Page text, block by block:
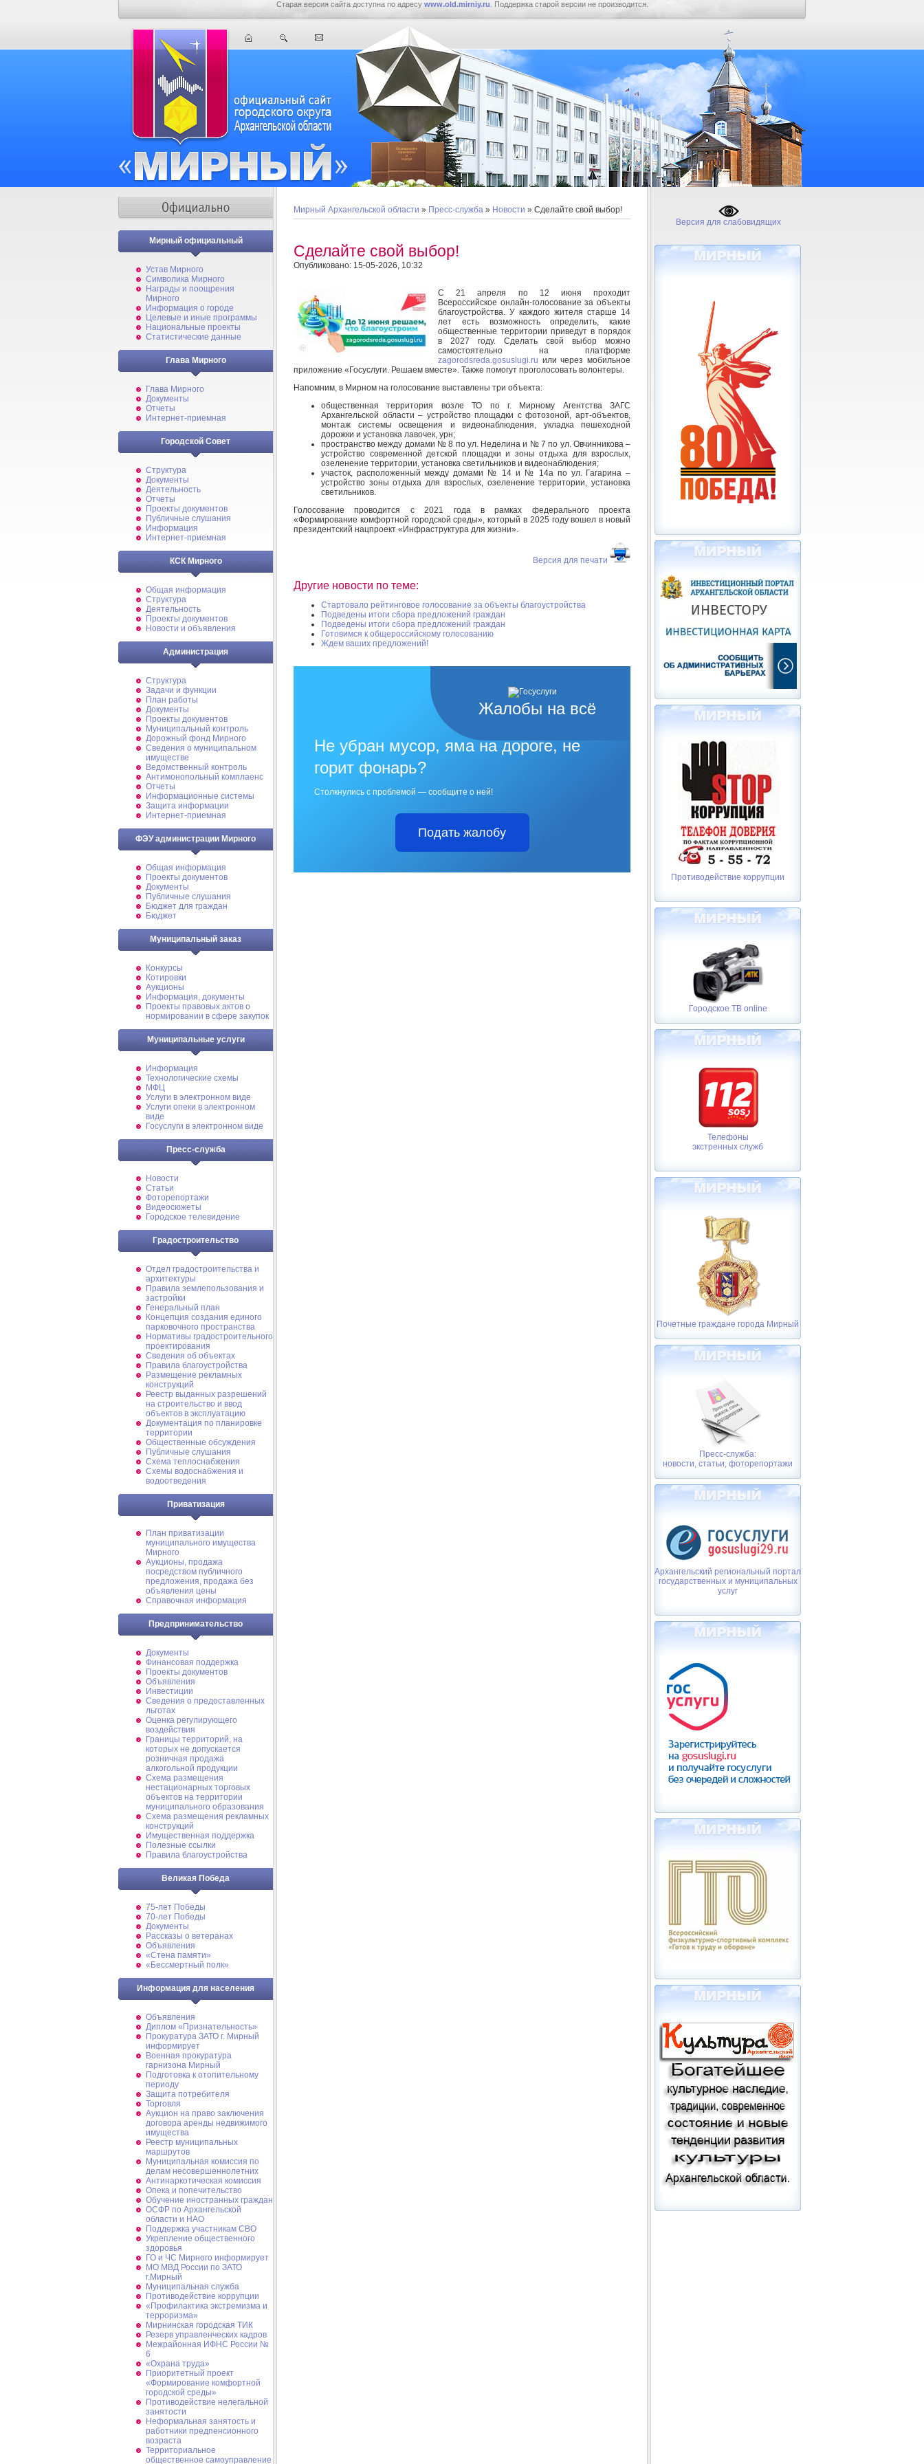
Старая версия сайта доступна по адресу www.old.mirniy.ru . Поддержка старой версии не производится.
Мирный официальный
Устав Мирного
Символика Мирного
Награды и поощрения
Мирного
Информация о городе
Целевые и иные программы
Национальные проекты
Статистические данные
Глава Мирного
Глава Мирного
Документы
Отчеты
Интернет-приемная
Городской Совет
Структура
Документы
Деятельность
Отчеты
Проекты документов
Публичные слушания
Информация
Интернет-приемная
КСК Мирного
Общая информация
Структура
Деятельность
Проекты документов
Новости и объявления
Администрация
Структура
Задачи и функции
План работы
Документы
Проекты документов
Муниципальный контроль
Дорожный фонд Мирного
Cведения о муниципальном
имуществе
Ведомственный контроль
Антимонопольный комплаенс
Отчеты
Информационные системы
Защита информации
Интернет-приемная
ФЭУ администрации Мирного
Общая информация
Проекты документов
Документы
Публичные слушания
Бюджет для граждан
Бюджет
Муниципальный заказ
Конкурсы
Котировки
Аукционы
Информация, документы
Проекты правовых актов о
нормировании в сфере закупок
Муниципальные услуги
Информация
Технологические схемы
МФЦ
Услуги в электронном виде
Услуги опеки в электронном
виде
Госуслуги в электронном виде
Пресс-служба
Новости
Статьи
Фоторепортажи
Видеосюжеты
Городское телевидение
Градостроительство
Отдел градостроительства и
архитектуры
Правила землепользования и
застройки
Генеральный план
Концепция создания единого
парковочного пространства
Нормативы градостроительного
проектирования
Сведения об объектах
Правила благоустройства
Размещение рекламных
конструкций
Реестр выданных разрешений
на строительство и ввод
объектов в эксплуатацию
Документация по планировке
территории
Общественные обсуждения
Публичные слушания
Схема теплоснабжения
Схемы водоснабжения и
водоотведения
Приватизация
План приватизации
муниципального имущества
Мирного
Аукционы, продажа
посредством публичного
предложения, продажа без
объявления цены
Справочная информация
Предпринимательство
Документы
Финансовая поддержка
Проекты документов
Объявления
Инвестиции
Сведения о предоставленных
льготах
Оценка регулирующего
воздействия
Границы территорий, на
которых не допускается
розничная продажа
алкогольной продукции
Схема размещения
нестационарных торговых
объектов на территории
муниципального образования
Схема размещения рекламных
конструкций
Имущественная поддержка
Полезные ссылки
Правила благоустройства
Великая Победа
75-лет Победы
70-лет Победы
Документы
Рассказы о ветеранах
Объявления
«Стена памяти»
«Бессмертный полк»
Информация для населения
Объявления
Диплом «Признательность»
Прокуратура ЗАТО г. Мирный
информирует
Военная прокуратура
гарнизона Мирный
Подготовка к отопительному
периоду
Защита потребителя
Торговля
Аукцион на право заключения
договора аренды недвижимого
имущества
Реестр муниципальных
маршрутов
Муниципальная комиссия по
делам несовершеннолетних
Антинаркотическая комиссия
Опека и попечительство
Обучение иностранных граждан
ОСФР по Архангельской
области и НАО
Поддержка участникам СВО
Укрепление общественного
здоровья
ГО и ЧС Мирного информирует
МО МВД России по ЗАТО
г.Мирный
Муниципальная cлужба
Противодействие коррупции
«Профилактика экстремизма и
терроризма»
Мирнинская городская ТИК
Резерв управленческих кадров
Межрайонная ИФНС России №
6
«Охрана труда»
Приоритетный проект
«Формирование комфортной
городской среды»
Противодействие нелегальной
занятости
Неформальная занятость и
работники предпенсионного
возраста
Территориальное
общественное самоуправление
Мирный Архангельской области » Пресс-служба » Новости » Сделайте свой выбор!
Сделайте свой выбор!
Опубликовано: 15-05-2026, 10:32
С 21 апреля по 12 июня проходит
Всероссийское онлайн-голосование за объекты
благоустройства. У каждого жителя старше 14
лет есть возможность определить, какие
общественные территории приведут в порядок
в 2027 году. Сделать свой выбор можно
самостоятельно на платформе
zagorodsreda.gosuslugi.ru или через мобильное
приложение «Госуслуги. Решаем вместе». Также помогут проголосовать волонтеры.
Напомним, в Мирном на голосование выставлены три объекта:
общественная территория возле ТО по г. Мирному Агентства ЗАГС
Архангельской области – устройство площадки с фотозоной, арт-объектов,
монтаж системы освещения и видеонаблюдения, укладка пешеходной
дорожки и установка лавочек, урн;
пространство между домами № 8 по ул. Неделина и № 7 по ул. Овчинникова –
устройство современной детской площадки и зоны отдыха для взрослых,
озеленение территории, установка светильников и видеонаблюдения;
участок, расположенный между домами № 14 и № 14а по ул. Гагарина –
устройство зоны отдыха для взрослых, озеленение территории, установка
светильников.
Голосование проводится с 2021 года в рамках федерального проекта
«Формирование комфортной городской среды», который в 2025 году вошел в новый
президентский нацпроект «Инфраструктура для жизни».
Версия для печати
Другие новости по теме:
Стартовало рейтинговое голосование за объекты благоустройства
Подведены итоги сбора предложений граждан
Подведены итоги сбора предложений граждан
Готовимся к общероссийскому голосованию
Ждем ваших предложений!
Жалобы на всё
Не убран мусор, яма на дороге, не
горит фонарь?
Столкнулись с проблемой — сообщите о ней!
Подать жалобу
Версия для слабовидящих
Противодействие коррупции
Городское ТВ online
Телефоны
экстренных служб
Почетные граждане города Мирный
Пресс-служба:
новости, статьи, фоторепортажи
Архангельский региональный портал
государственных и муниципальных
услуг